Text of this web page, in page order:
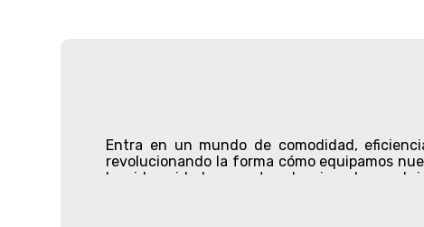
Entra en un mundo de comodidad,
revolucionando la forma cómo equipamos
ha sido cuidadosamente seleccionado para
Desde el momento en que ingresas a